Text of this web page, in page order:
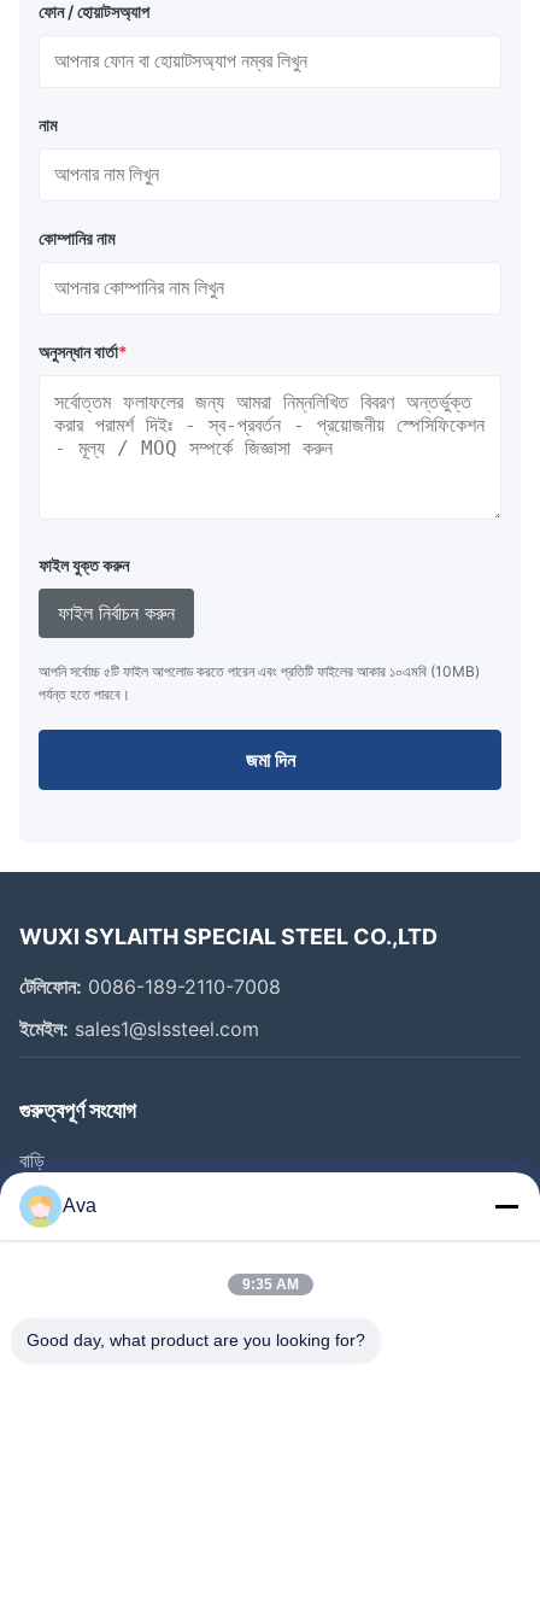
ফোন / হোয়াটসঅ্যাপ
নাম
কোম্পানির নাম
অনুসন্ধান বার্তা*
ফাইল যুক্ত করুন
ফাইল নির্বাচন করুন
আপনি সর্বোচ্চ ৫টি ফাইল আপলোড করতে পারেন এবং প্রতিটি ফাইলের আকার ১০এমবি (10MB)
পর্যন্ত হতে পারবে।
জমা দিন
WUXI SYLAITH SPECIAL STEEL CO.,LTD
টেলিফোন: 0086-189-2110-7008
ইমেইল: sales1@slssteel.com
গুরুত্বপূর্ণ সংযোগ
বাড়ি
পণ্য
ভিডিও
কারখানা পরিদর্শন
Ava
9:35 AM
Good day, what product are you looking for?